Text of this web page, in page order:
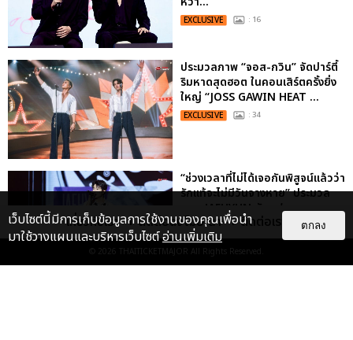
EXCLUSIVE : 16
ประมวลภาพ “จอส-กวิน” จัดปาร์ตี้
ริมหาดสุดฮอต ในคอนเสิร์ตครั้งยิ่ง
ใหญ่ “JOSS GAWIN HEAT ...
EXCLUSIVE : 34
“ช่วงเวลาที่ไม่ได้เจอกันพิสูจน์แล้วว่า
รักแท้จะไม่มีวันจางหาย” ประมวล
ภาพ JAEHYUN กับแฟน...
EXCLUSIVE : 10
เกี่ยวกับเรา ติดต่อลงโฆษณา ติดต่อเรา
© 2026 THAITICKETMAJOR All Rights Reserved.
เว็บไซต์นี้มีการเก็บข้อมูลการใช้งานของคุณเพื่อนำ
มาใช้วางแผนและบริหารเว็บไซต์อ่านเพิ่มเติม
ตกลง